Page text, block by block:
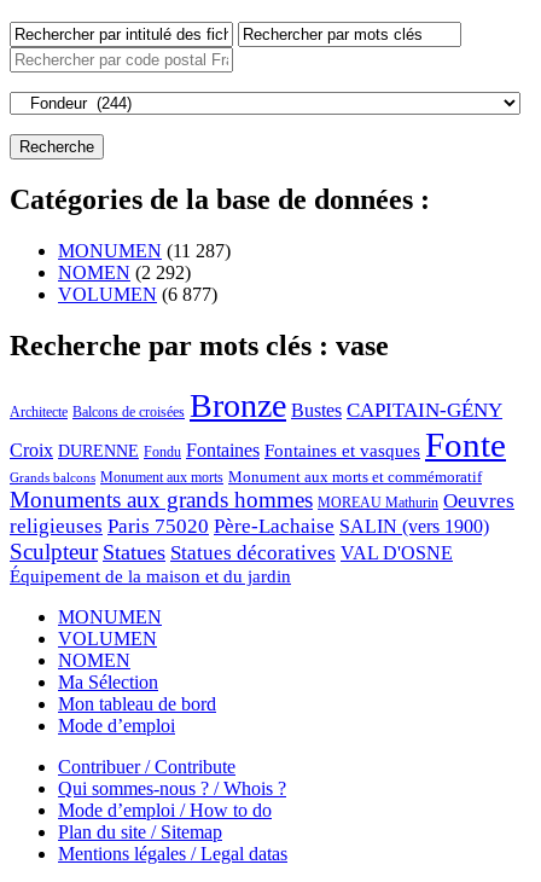
Catégories de la base de données :
MONUMEN (11 287)
NOMEN (2 292)
VOLUMEN (6 877)
Recherche par mots clés : vase
Architecte Balcons de croisées Bronze Bustes CAPITAIN-GÉNY
Croix DURENNE Fondu Fontaines Fontaines et vasques Fonte
Grands balcons Monument aux morts Monument aux morts et commémoratif
Monuments aux grands hommes MOREAU Mathurin Oeuvres
religieuses Paris 75020 Père-Lachaise SALIN (vers 1900)
Sculpteur Statues Statues décoratives VAL D'OSNE
Équipement de la maison et du jardin
MONUMEN
VOLUMEN
NOMEN
Ma Sélection
Mon tableau de bord
Mode d’emploi
Contribuer / Contribute
Qui sommes-nous ? / Whois ?
Mode d’emploi / How to do
Plan du site / Sitemap
Mentions légales / Legal datas